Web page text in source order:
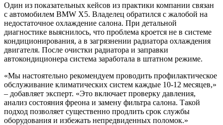
Один из показательных кейсов из практики компании связан
с автомобилем BMW X5. Владелец обратился с жалобой на
недостаточное охлаждение салона. При детальной
диагностике выяснилось, что проблема кроется не в системе
кондиционирования, а в загрязнении радиатора охлаждения
двигателя. После очистки радиатора и заправки
автокондиционера система заработала в штатном режиме.
«Мы настоятельно рекомендуем проводить профилактическое
обслуживание климатических систем каждые 10-12 месяцев,»
– добавляет эксперт. «Это включает проверку давления,
анализ состояния фреона и замену фильтра салона. Такой
подход позволяет существенно продлить срок службы
оборудования и избежать непредвиденных поломок.»